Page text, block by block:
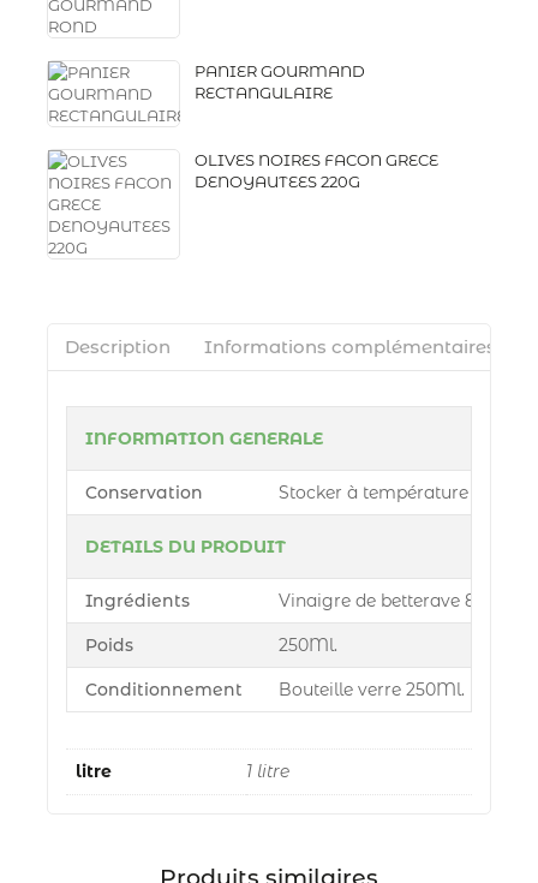
PANIER GOURMAND
RECTANGULAIRE
OLIVES NOIRES FACON GRECE
DENOYAUTEES 220G
Description Informations complémentaires
INFORMATION GENERALE
Conservation Stocker à température
DETAILS DU PRODUIT
Ingrédients Vinaigre de betterave 8° /
Poids 250Ml.
Conditionnement Bouteille verre 250Ml.
litre 1 litre